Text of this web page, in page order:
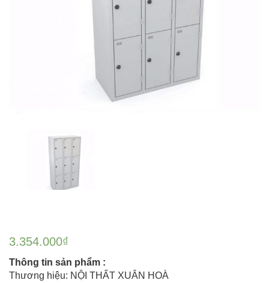
3.354.000₫
Thông tin sản phẩm :
Thương hiệu: NỘI THẤT XUÂN HOÀ